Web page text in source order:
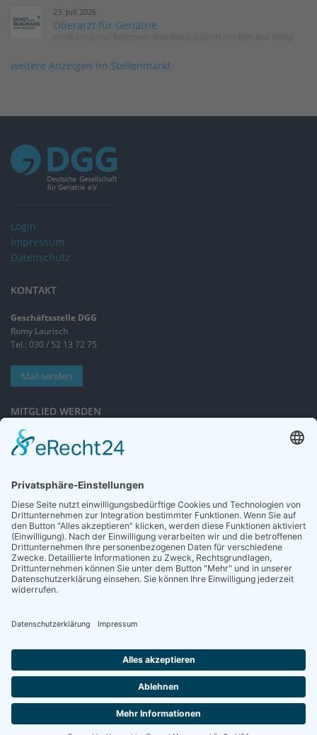
23. Juli 2026
Oberarzt für Geriatrie
weitere Anzeigen im Stellenmarkt
Login
Impressum
Datenschutz
KONTAKT
Geschäftsstelle DGG
Romy Laurisch
Tel.: 030 / 52 13 72 75
Mail senden
MITGLIED WERDEN
Sieben gute Gründe
für Ihre Mitgliedschaft
NEWSLETTER
Neuigkeiten rund um die Geriatrie und die DGG – regelmäßig in Ihrem
Postfach.
Die Zeitschrift für Gerontologie und Geriatrie informiert über Neues aus
unserem Fach.